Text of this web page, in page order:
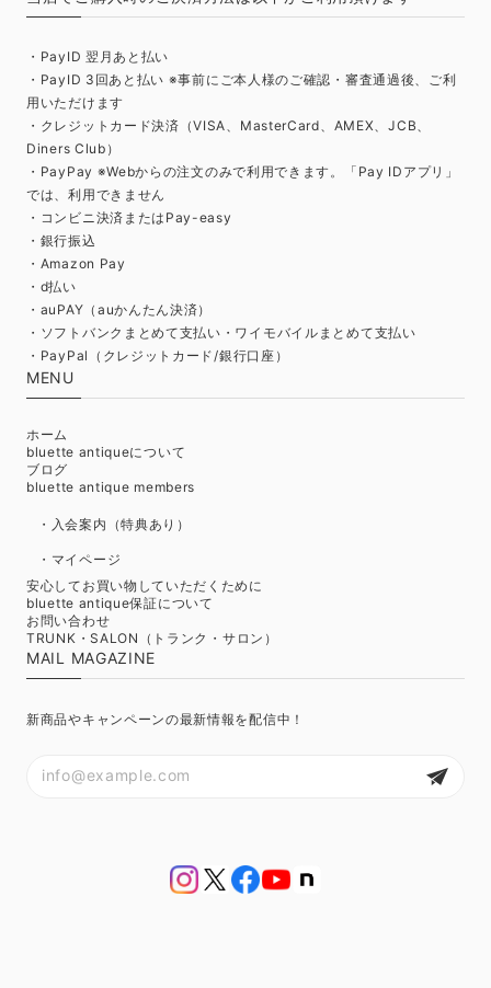
・PayID 翌月あと払い
・PayID 3回あと払い ※事前にご本人様のご確認・審査通過後、ご利
用いただけます
・クレジットカード決済（VISA、MasterCard、AMEX、JCB、
Diners Club）
・PayPay ※Webからの注文のみで利用できます。「Pay IDアプリ」
では、利用できません
・コンビニ決済またはPay-easy
・銀行振込
・Amazon Pay
・d払い
・auPAY（auかんたん決済）
・ソフトバンクまとめて支払い・ワイモバイルまとめて支払い
・PayPal（クレジットカード/銀行口座）
MENU
ホーム
bluette antiqueについて
ブログ
bluette antique members
・入会案内（特典あり）
・マイページ
安心してお買い物していただくために
bluette antique保証について
お問い合わせ
TRUNK・SALON（トランク・サロン）
MAIL MAGAZINE
新商品やキャンペーンの最新情報を配信中！